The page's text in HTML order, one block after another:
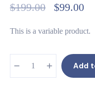
$199.00 $99.00
This is a variable product.
Add